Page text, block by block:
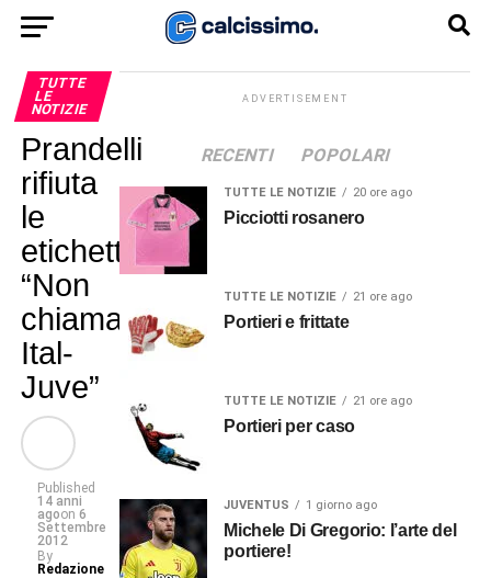
TUTTE
LE
NOTIZIE
Prandelli
rifiuta
le
etichette:
“Non
chiamatela
Ital-
Juve”
Published
14 anni
agoon 6
Settembre
2012
By
Redazione
ADVERTISEMENT
RECENTI POPOLARI
TUTTE LE NOTIZIE 20 ore ago
Picciotti rosanero
TUTTE LE NOTIZIE 21 ore ago
Portieri e frittate
TUTTE LE NOTIZIE 21 ore ago
Portieri per caso
JUVENTUS 1 giorno ago
Michele Di Gregorio: l’arte del
portiere!